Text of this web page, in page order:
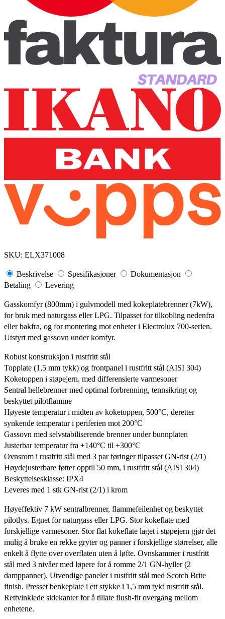
SKU: ELX371008
Beskrivelse Spesifikasjoner
Dokumentasjon
Betaling
Levering
Gasskomfyr (800mm) i gulvmodell med kokeplatebrenner (7kW),
for bruk med naturgass eller LPG. Tilpasset for tilkobling nedenfra
eller bakfra, og for montering mot enheter i Electrolux 700-serien.
Utstyrt med gassovn under komfyr.
Robust konstruksjon i rustfritt stål
Topplate (1,5 mm tykk) og frontpanel i rustfritt stål (AISI 304)
Koketoppen i støpejern, med differensierte varmesoner
Sentral hellebrenner med optimal forbrenning, tennsikring og
beskyttet pilotflamme
Høyeste temperatur i midten av koketoppen, 500°C, deretter
synkende temperatur i periferien mot 200°C
Gassovn med selvstabiliserende brenner under bunnplaten
Justerbar temperatur fra +140°C til +300°C
Ovnsrom i rustfritt stål med 3 par føringer tilpasset GN-rist (2/1)
Høydejusterbare føtter opptil 50 mm, i rustfritt stål (AISI 304)
Beskyttelsesklasse: IPX4
Leveres med 1 stk GN-rist (2/1) i krom
Høyeffektiv 7 kW sentralbrenner, flammefeilenhet og beskyttet
pilotlys. Egnet for naturgass eller LPG. Stor kokeflate med
forskjellige varmesoner. Stor flat kokeflate laget i støpejern gjør det
mulig å bruke en rekke gryter og panner i forskjellige størrelser, alle
enkelt å flytte over overflaten uten å løfte. Ovnskammer i rustfritt
stål med 3 nivåer med løpere for å romme 2/1 GN-hyller (2
damppanner). Utvendige paneler i rustfritt stål med Scotch Brite
finish. Presset benkeplate i ett stykke i 1,5 mm tykt rustfritt stål.
Rettvinklede sidekanter for å tillate flush-fit overgang mellom
enhetene.